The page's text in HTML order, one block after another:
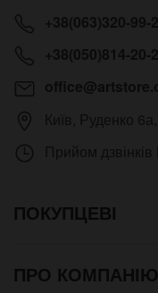
ПОКУПЦЕВІ
ПРО КОМПАНІЮ